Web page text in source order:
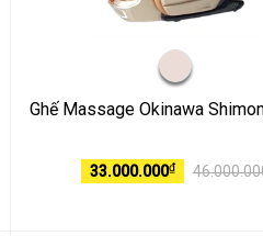
Ghế Massage Okinawa
33.000.000₫